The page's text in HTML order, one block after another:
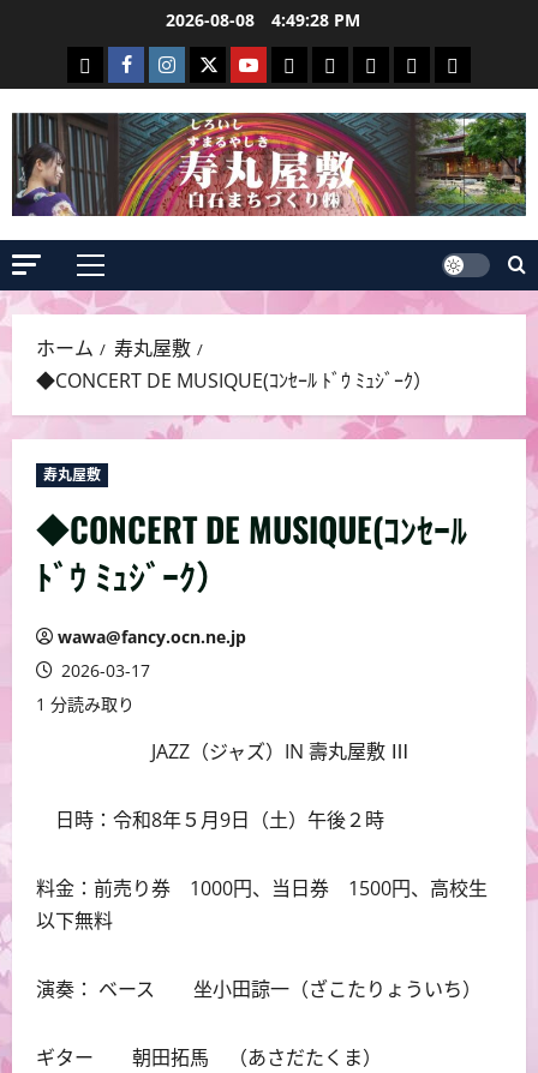
ン
ス
キ
ッ
プ
2026-08-08 4:49:29 PM
白
ま
ち
づ
く
り
２
Facebook
石
ま
ち
づ
り
Instagram
丸
屋
敷
情
Twitter
丸
屋
敷
情
Youtube
寿
屋
敷
の
見
白
和
紙
蔵
富
Eventsyuuriyou
2026
メ
イ
メ
ー
ホーム
寿丸屋敷
◆CONCERT DE MUSIQUE(ｺﾝｾｰﾙ ﾄﾞｳ ﾐｭｼﾞｰｸ）
寿丸屋敷
◆CONCERT DE MUSIQUE(ｺﾝｾｰﾙ
ﾄﾞｳ ﾐｭｼﾞｰｸ）
wawa@fancy.ocn.ne.jp
2026-03-17
1 分読み取り
JAZZ（ジャズ）IN 壽丸屋敷 Ⅲ
日時：令和8年５月9日（土）午後２時
料金：前売り券 1000円、当日券 1500円、高校生
以下無料
演奏： ベース 坐小田諒一（ざこたりょういち）
ギター 朝田拓馬 （あさだたくま）